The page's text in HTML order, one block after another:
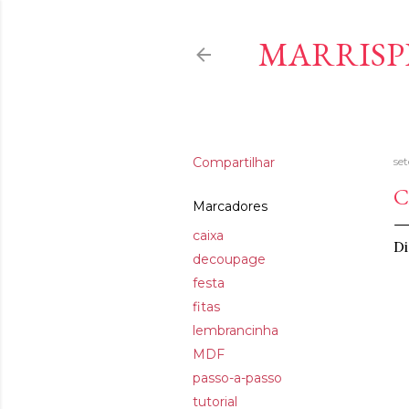
Compartilhar
Marcadores
caixa
decoupage
festa
fitas
lembrancinha
MDF
passo-a-passo
tutorial